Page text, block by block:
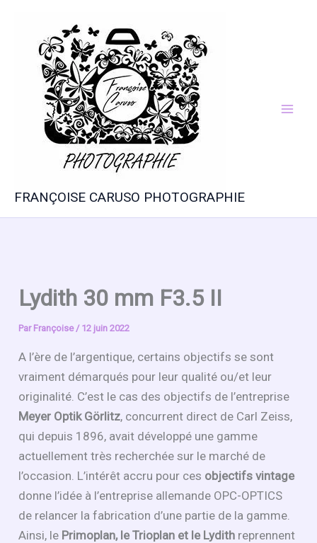
contenu
FRANÇOISE CARUSO PHOTOGRAPHIE
Lydith 30 mm F3.5 II
Par Françoise / 12 juin 2022
A l’ère de l’argentique, certains objectifs se sont
vraiment démarqués pour leur qualité ou/et leur
originalité. C’est le cas des objectifs de l’entreprise
Meyer Optik Görlitz, concurrent direct de Carl Zeiss,
qui depuis 1896, avait développé une gamme
actuellement très recherchée sur le marché de
l’occasion. L’intérêt accru pour ces objectifs vintage
donne l’idée à l’entreprise allemande OPC-OPTICS
de relancer la fabrication d’une partie de la gamme.
Ainsi, le Primoplan, le Trioplan et le Lydith reprennent